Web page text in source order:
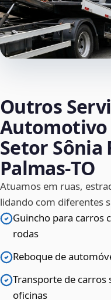
Outros
Automotivo
Setor Sônia
Palmas‑TO
Atuamos em ruas,
lidando com diferentes
Guincho para carros
rodas
Reboque de
Transporte de carros
oficinas